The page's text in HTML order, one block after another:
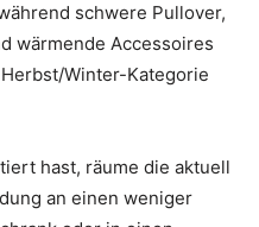
schwere Pullover,
wärmende Accessoires
Winter-Kategorie
hast, räume die aktuell
an einen weniger